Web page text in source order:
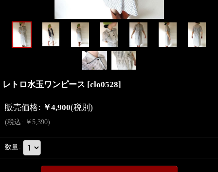
レトロ水玉ワンピース [clo0528]
販売価格: ￥4,900(税別)
(税込: ￥5,390)
数量: